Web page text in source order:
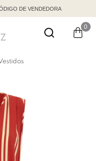
DE VENDEDORA
0